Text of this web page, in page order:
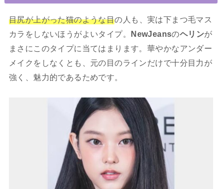
目尻が上がった猫のような目の人も、実は下まつ毛マス
カラをしないほうがよいタイプ。 NewJeansのヘリンが
まさにこのタイプに当てはまります。華やかなアンダー
メイクをしなくとも、元の目のラインだけで十分目力が
強く、魅力的であるためです。